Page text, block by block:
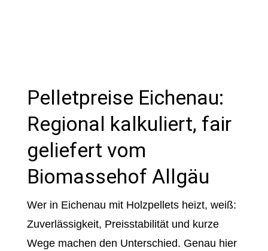
Pelletpreise Eichenau:
Regional kalkuliert, fair
geliefert vom
Biomassehof Allgäu
Wer in Eichenau mit Holzpellets heizt, weiß:
Zuverlässigkeit, Preisstabilität und kurze
Wege machen den Unterschied. Genau hier